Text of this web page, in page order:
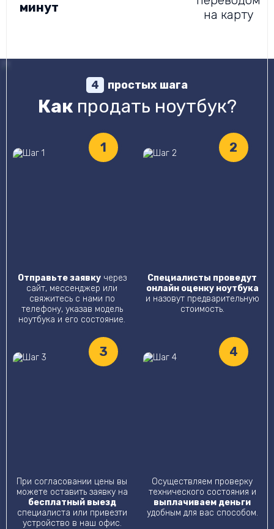
минут
на карту
4 простых шага
Как продать ноутбук?
1
Отправьте заявкучерез
сайт, мессенджер или
свяжитесь с нами по
телефону, указав модель
ноутбука и его состояние.
2
Специалисты проведут
онлайн оценку ноутбука
и назовут предварительную
стоимость.
3
При согласовании цены вы
можете оставить заявку на
бесплатный выезд
специалиста или привезти
устройство в наш офис.
4
Осуществляем проверку
технического состояния и
выплачиваем деньги
удобным для вас способом.